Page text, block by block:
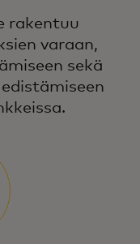
rakentuu
varaan,
sekä